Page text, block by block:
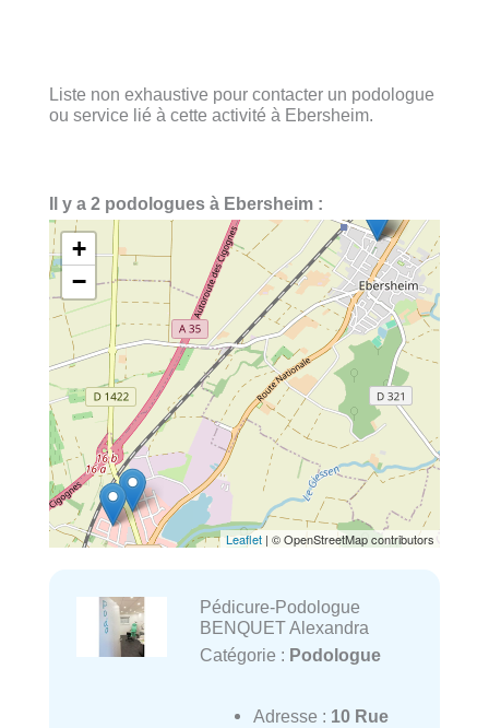
Liste non exhaustive pour contacter un podologue
ou service lié à cette activité à Ebersheim.
Il y a 2 podologues à Ebersheim :
+
−
Leaflet | © OpenStreetMap contributors
Pédicure-Podologue
BENQUET Alexandra
Catégorie : Podologue
Adresse : 10 Rue